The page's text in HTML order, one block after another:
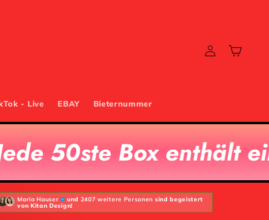
- Live EBAY Bieternummer
EinloggenWarenkorb
enthält eine
Maria Hauser und 2407 weitere Personen sind begeistert
von Kitan Design!